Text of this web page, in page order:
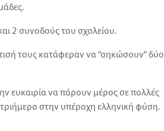
2 συνοδούς του σχολείου.
τους κατάφεραν να "σηκώσουν" δύο
ευκαιρία να πάρουν μέρος σε πολλές
στην υπέροχη ελληνική φύση.